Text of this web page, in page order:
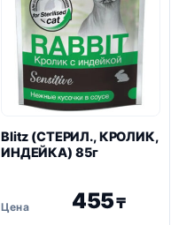
Blitz (СТЕРИЛ., КРОЛИК,
ИНДЕЙКА) 85г
455₸